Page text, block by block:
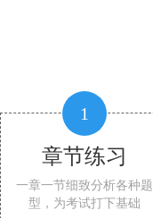
1
章节练习
一章一节细致分析各种题
型，为考试打下基础